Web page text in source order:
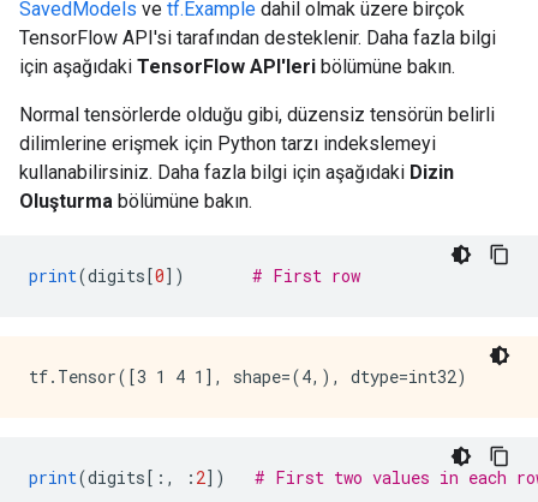
SavedModels ve tf.Example dahil olmak üzere birçok
TensorFlow API'si tarafından desteklenir. Daha fazla bilgi
için aşağıdaki TensorFlow API'leri bölümüne bakın.
Normal tensörlerde olduğu gibi, düzensiz tensörün belirli
dilimlerine erişmek için Python tarzı indekslemeyi
kullanabilirsiniz. Daha fazla bilgi için aşağıdaki Dizin
Oluşturma bölümüne bakın.
print(digits[0]) # First row
print(digits[:, : 2]) # First two values in each